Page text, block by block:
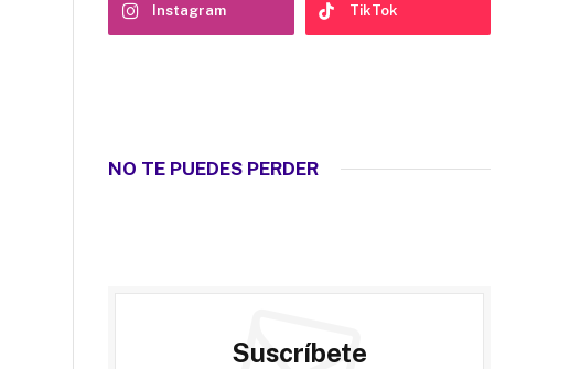
Instagram TikTok
NO TE PUEDES PERDER
Suscríbete